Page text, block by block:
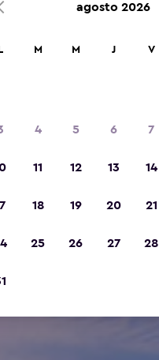
de hoteles y alojamientos.
agosto 2026
L M M J V
4 5 6 7
11 12 13 14
18 19 20 21
25 26 27 28